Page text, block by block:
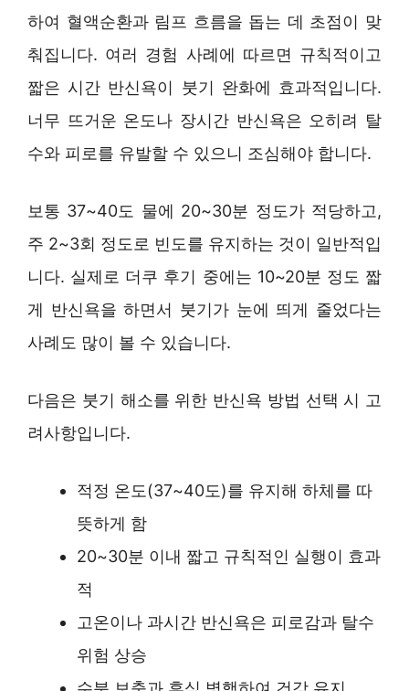
하여 혈액순환과 림프 흐름을 돕는 데 초점이 맞
춰집니다. 여러 경험 사례에 따르면 규칙적이고
짧은 시간 반신욕이 붓기 완화에 효과적입니다.
너무 뜨거운 온도나 장시간 반신욕은 오히려 탈
수와 피로를 유발할 수 있으니 조심해야 합니다.
보통 37~40도 물에 20~30분 정도가 적당하고,
주 2~3회 정도로 빈도를 유지하는 것이 일반적입
니다. 실제로 더쿠 후기 중에는 10~20분 정도 짧
게 반신욕을 하면서 붓기가 눈에 띄게 줄었다는
사례도 많이 볼 수 있습니다.
다음은 붓기 해소를 위한 반신욕 방법 선택 시 고
려사항입니다.
적정 온도(37~40도)를 유지해 하체를 따
뜻하게 함
20~30분 이내 짧고 규칙적인 실행이 효과
적
고온이나 과시간 반신욕은 피로감과 탈수
위험 상승